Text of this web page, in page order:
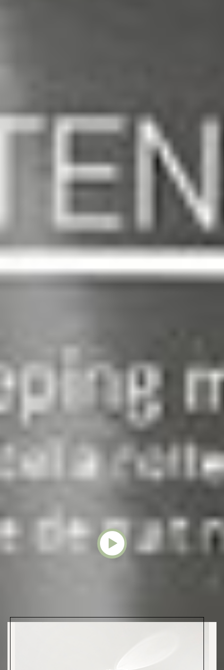
Intense para profesionales
Potencia tus resultados
en cabina con los
protocolos de Vagheggi
máximo partido a nuestros productos,
brindando a tus clientes resultados
excepcionales. Contacta con nosotros y
te mostraremos nuestro catálogo
completo y te explicaremos cómo
optimizar tus tratamientos en el centro.
Quiero asesoramiento